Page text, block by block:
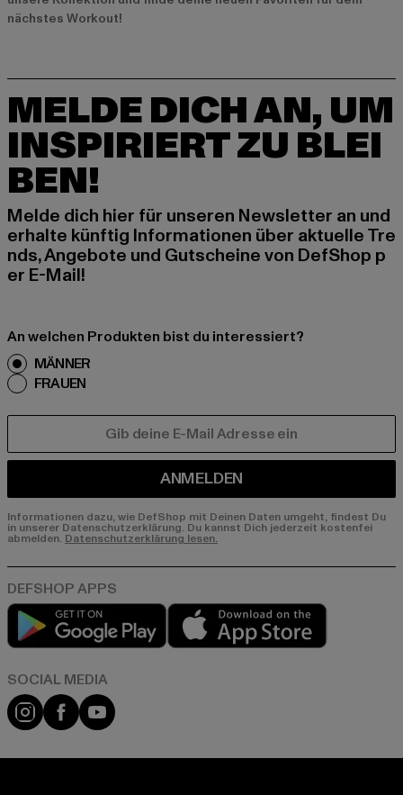
nächstes Workout!
MELDE DICH AN, UM
INSPIRIERT ZU BLEI
BEN!
Melde dich hier für unseren Newsletter an und
erhalte künftig Informationen über aktuelle Tre
nds, Angebote und Gutscheine von DefShop p
er E-Mail!
An welchen Produkten bist du interessiert?
MÄNNER
FRAUEN
ANMELDEN
Informationen dazu, wie DefShop mit Deinen Daten umgeht, findest Du
in unserer Datenschutzerklärung. Du kannst Dich jederzeit kostenfei
abmelden. Datenschutzerklärung lesen.
Play market
Instagram
FacebookYouTube